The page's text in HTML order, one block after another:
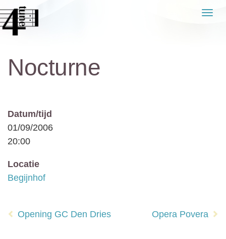
Naar
de
inhoud
Nocturne
Datum/tijd
01/09/2006
20:00
Locatie
Begijnhof
navigatie
Opening GC Den Dries Opera Povera